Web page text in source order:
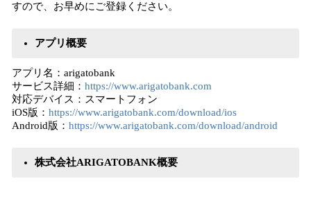
すので、お早めにご登録ください。
アプリ概要
アプリ名：arigatobank
サービス詳細： https://www.arigatobank.com
対応デバイス：スマートフォン
iOS版： https://www.arigatobank.com/download/ios
Android版： https://www.arigatobank.com/download/android
株式会社ARIGATOBANK概要